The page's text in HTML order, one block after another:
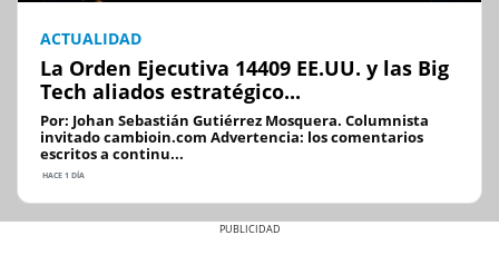
ACTUALIDAD
La Orden Ejecutiva 14409 EE.UU. y las Big
Tech aliados estratégico...
Por: Johan Sebastián Gutiérrez Mosquera. Columnista
invitado cambioin.com Advertencia: los comentarios
escritos a continu...
HACE 1 DÍA